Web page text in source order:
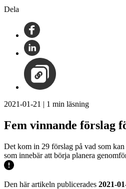
Dela
2021-01-21 | 1 min läsning
Fem vinnande förslag
Det kom in 29 förslag på vad som
som innebär att börja planera
Den här artikeln publicerades 2021-